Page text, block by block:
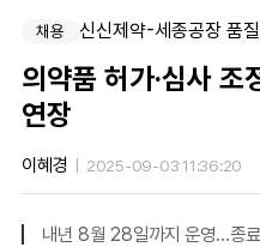
채용 신신제약-세종공장 품
의약품 허가·심사 조
연장
이혜경 2025-09-03 11:36:20
내년 8월 28일까지 운영...종